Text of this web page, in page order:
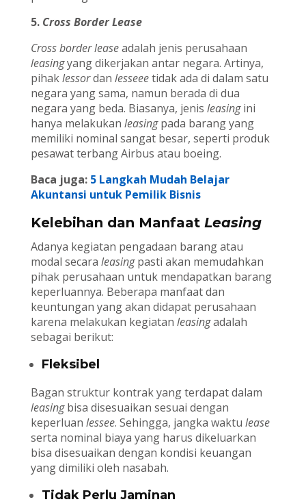
5.Cross Border Lease
Cross border leaseadalah jenis perusahaan
leasingyang dikerjakan antar negara. Artinya,
pihaklessordan lesseeetidak ada di dalam satu
negara yang sama, namun berada di dua
negara yang beda. Biasanya, jenis leasingini
hanya melakukan leasingpada barang yang
memiliki nominal sangat besar, seperti produk
pesawat terbang Airbus atau boeing.
Baca juga: 5 Langkah Mudah Belajar
Akuntansi untuk Pemilik Bisnis
Kelebihan dan Manfaat Leasing
Adanya kegiatan pengadaan barang atau
modal secara leasingpasti akan memudahkan
pihak perusahaan untuk mendapatkan barang
keperluannya. Beberapa manfaat dan
keuntungan yang akan didapat perusahaan
karena melakukan kegiatan leasingadalah
sebagai berikut:
Fleksibel
Bagan struktur kontrak yang terdapat dalam
leasingbisa disesuaikan sesuai dengan
keperluan lessee. Sehingga, jangka waktu lease
serta nominal biaya yang harus dikeluarkan
bisa disesuaikan dengan kondisi keuangan
yang dimiliki oleh nasabah.
Tidak Perlu Jaminan